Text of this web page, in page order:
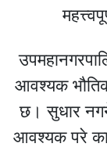
आवश्यक भौतिक
छ। सुधार
आवश्यक परे